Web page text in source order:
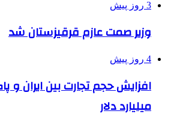
3 روز پیش
وزیر صمت عازم قرقیزستان شد
4 روز پیش
میلیارد دلار